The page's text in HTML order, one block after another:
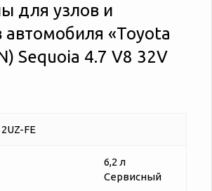
для узлов и
автомобиля «‎‎Toyota
Sequoia 4.7 V8 32V
FE
6,2 л
Сервисный